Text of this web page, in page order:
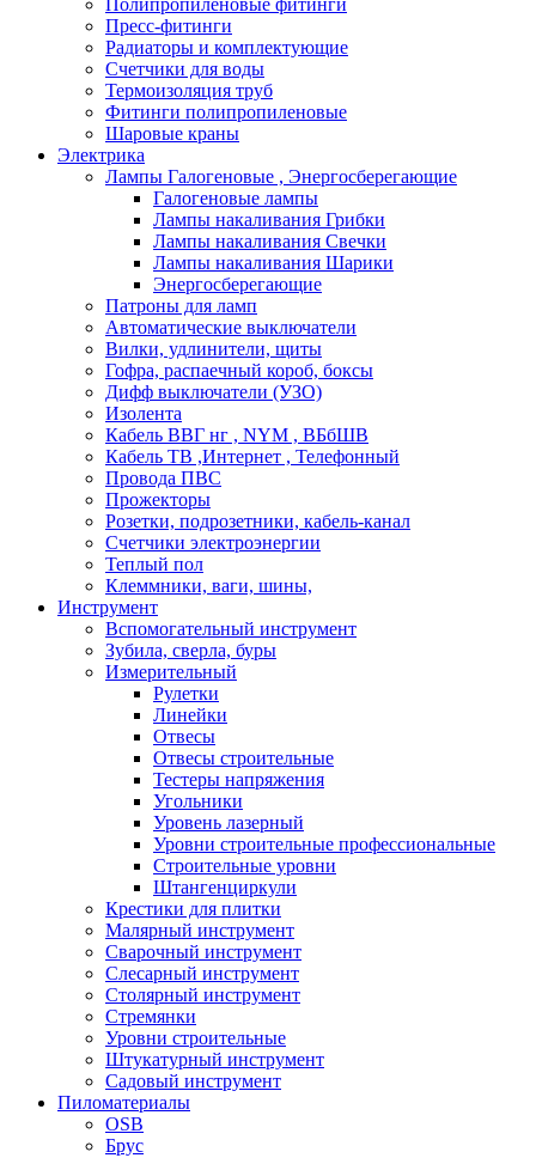
Полипропиленовые фитинги
Пресс-фитинги
Радиаторы и комплектующие
Счетчики для воды
Термоизоляция труб
Фитинги полипропиленовые
Шаровые краны
Электрика
Лампы Галогеновые , Энергосберегающие
Галогеновые лампы
Лампы накаливания Грибки
Лампы накаливания Свечки
Лампы накаливания Шарики
Энергосберегающие
Патроны для ламп
Автоматические выключатели
Вилки, удлинители, щиты
Гофра, распаечный короб, боксы
Дифф выключатели (УЗО)
Изолента
Кабель ВВГ нг , NYM , ВБбШВ
Кабель ТВ ,Интернет , Телефонный
Провода ПВС
Прожекторы
Розетки, подрозетники, кабель-канал
Счетчики электроэнергии
Теплый пол
Клеммники, ваги, шины,
Инструмент
Вспомогательный инструмент
Зубила, сверла, буры
Измерительный
Рулетки
Линейки
Отвесы
Отвесы строительные
Тестеры напряжения
Угольники
Уровень лазерный
Уровни строительные профессиональные
Строительные уровни
Штангенциркули
Крестики для плитки
Малярный инструмент
Сварочный инструмент
Слесарный инструмент
Столярный инструмент
Стремянки
Уровни строительные
Штукатурный инструмент
Садовый инструмент
Пиломатериалы
OSB
Брус